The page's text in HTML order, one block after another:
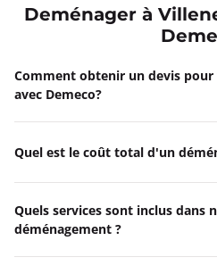
Deménager à
Comment obtenir un devis
avec Demeco?
Quel est le coût total d'un
Quels services sont inclus dans
déménagement ?